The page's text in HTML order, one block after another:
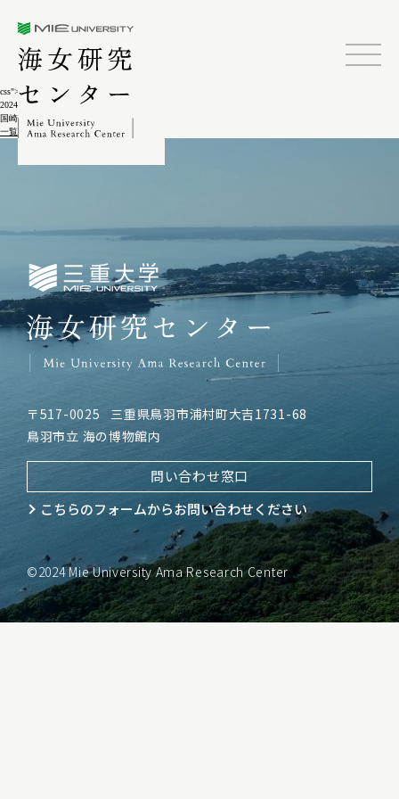
css">
2024.02.04
国崎の海女作業 ウニ漁6-4-6
一覧に戻る
三重大学海女研究センター
〒517-0025
三重県鳥羽市浦村町大吉1731-68
鳥羽市立 海の博物館内
問い合わせ窓口
こちらのフォームからお問い合わせください
©2024 Mie University Ama Research Center